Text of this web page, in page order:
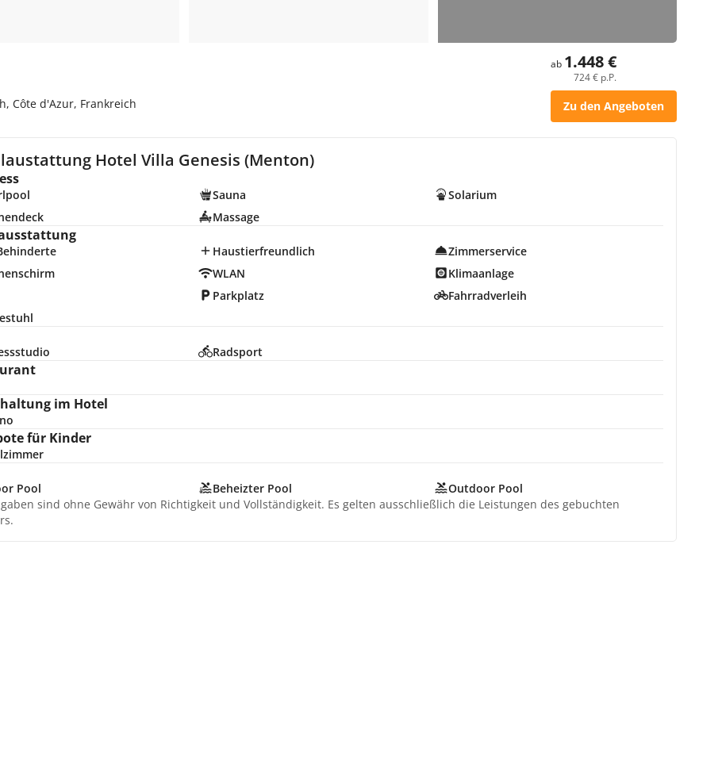
Côte d'Azur, Frankreich
ab 1.448 €
724 € p.P.
Zu den Angeboten
Hotel Villa Genesis (Menton)
Sauna
Solarium
Massage
Haustierfreundlich
Zimmerservice
WLAN
Klimaanlage
Parkplatz
Fahrradverleih
Radsport
im Hotel
für Kinder
Pool Beheizter Pool
Outdoor Pool
sind ohne Gewähr von Richtigkeit und Vollständigkeit. Es gelten ausschließlich die Leistungen des gebuchten